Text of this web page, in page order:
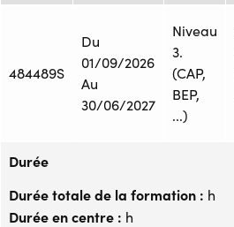
484489S
Du
01/09/2026
Au
30/06/2027
Niveau
3.
(CAP,
BEP,
...)
Durée
Durée totale de la formation : h
Durée en centre : h